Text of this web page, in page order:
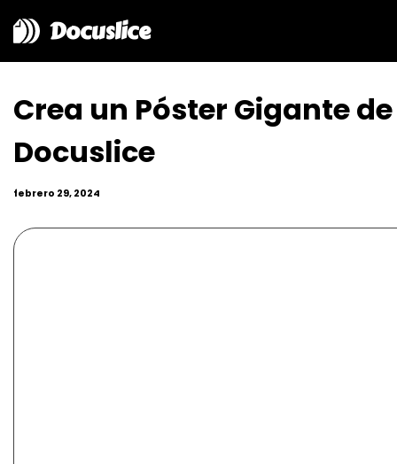
Docuslice
Crea un Póster Gigante
Docuslice
febrero 29, 2024